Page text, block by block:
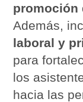
promoción
Además,
laboral y
para
los
hacia las